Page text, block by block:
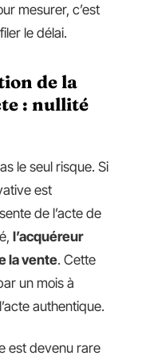
mesurer, c’est
le délai.
de la
: nullité
le seul risque. Si
est
de l’acte de
l’acquéreur
la vente. Cette
un mois à
authentique.
est devenu rare